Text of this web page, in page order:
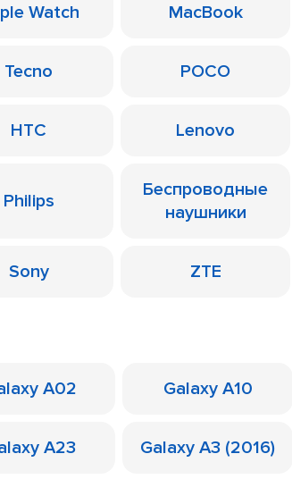
Watch MacBook
Tecno POCO
HTC Lenovo
Philips
Беспроводные
наушники
Sony ZTE
A02 Galaxy A10
A23 Galaxy A3 (2016)